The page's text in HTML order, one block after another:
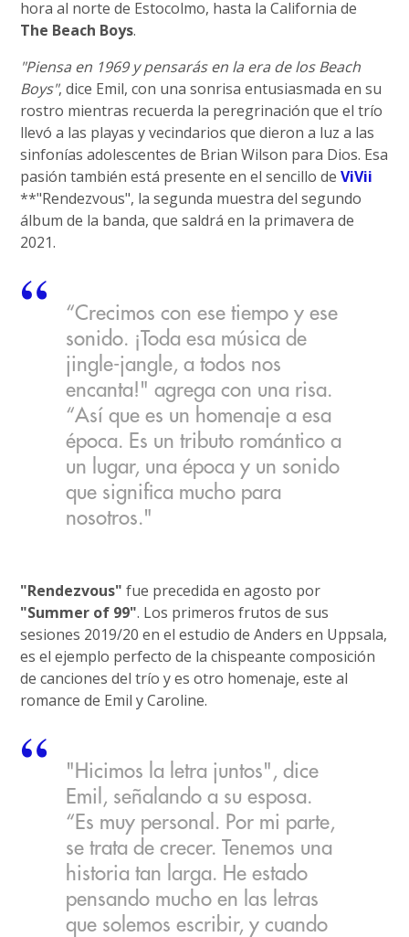
hora al norte de Estocolmo, hasta la California de
The Beach Boys.
"Piensa en 1969 y pensarás en la era de los Beach
Boys", dice Emil, con una sonrisa entusiasmada en su
rostro mientras recuerda la peregrinación que el trío
llevó a las playas y vecindarios que dieron a luz a las
sinfonías adolescentes de Brian Wilson para Dios. Esa
pasión también está presente en el sencillo deViVii
**"Rendezvous", la segunda muestra del segundo
álbum de la banda, que saldrá en la primavera de
2021.
“Crecimos con ese tiempo y ese
sonido. ¡Toda esa música de
jingle-jangle, a todos nos
encanta!" agrega con una risa.
“Así que es un homenaje a esa
época. Es un tributo romántico a
un lugar, una época y un sonido
que significa mucho para
nosotros."
"Rendezvous" fue precedida en agosto por
"Summer of 99". Los primeros frutos de sus
sesiones 2019/20 en el estudio de Anders en Uppsala,
es el ejemplo perfecto de la chispeante composición
de canciones del trío y es otro homenaje, este al
romance de Emil y Caroline.
"Hicimos la letra juntos", dice
Emil, señalando a su esposa.
“Es muy personal. Por mi parte,
se trata de crecer. Tenemos una
historia tan larga. He estado
pensando mucho en las letras
que solemos escribir, y cuando